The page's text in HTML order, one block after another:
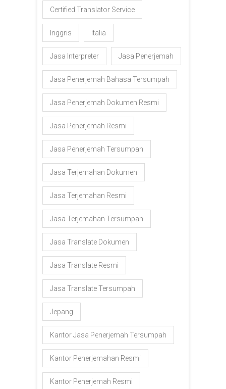
Certified Translator Service
Inggris Italia
Jasa Interpreter Jasa Penerjemah
Jasa Penerjemah Bahasa Tersumpah
Jasa Penerjemah Dokumen Resmi
Jasa Penerjemah Resmi
Jasa Penerjemah Tersumpah
Jasa Terjemahan Dokumen
Jasa Terjemahan Resmi
Jasa Terjemahan Tersumpah
Jasa Translate Dokumen
Jasa Translate Resmi
Jasa Translate Tersumpah
Jepang
Kantor Jasa Penerjemah Tersumpah
Kantor Penerjemahan Resmi
Kantor Penerjemah Resmi